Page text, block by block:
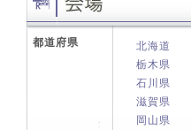
都道府県 北海道
栃木県
石川県
滋賀県
岡山県